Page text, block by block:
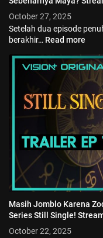
October 27, 2025
Setelah dua episode
berakhir… Read more
Masih Jomblo Karena
Series Still Single!
October 22, 2025